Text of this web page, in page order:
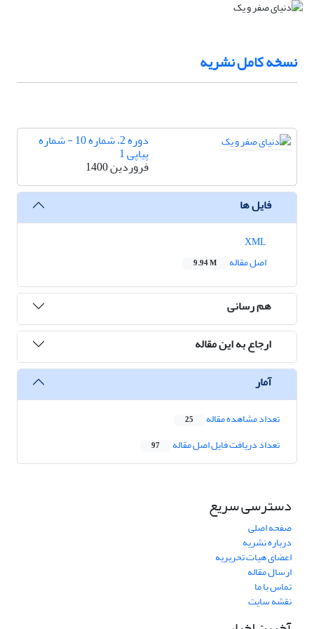
نسخه کامل نشریه
دوره 2، شماره 10 - شماره
پیاپی 1
فروردین 1400
فایل ها
اصل مقاله
9.94 M
هم رسانی
ارجاع به این مقاله
آمار
تعداد مشاهده مقاله 25
تعداد دریافت فایل اصل مقاله 97
دسترسی سریع
صفحه اصلی
درباره نشریه
اعضای هیات تحریریه
ارسال مقاله
تماس با ما
نقشه سایت